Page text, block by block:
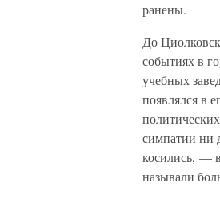
ранены.
До
событиях в
учебных
появлялся в
симпатии ни
косились, —
называли